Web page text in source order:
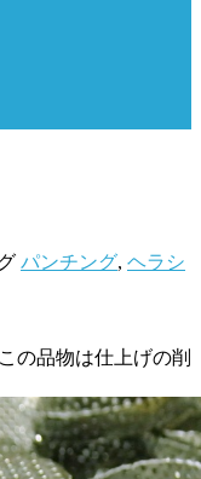
パンチング, ヘラシ
の品物は仕上げの削